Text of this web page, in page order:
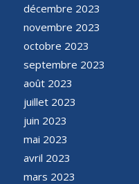
décembre 2023
novembre 2023
octobre 2023
septembre 2023
août 2023
juillet 2023
juin 2023
mai 2023
avril 2023
mars 2023